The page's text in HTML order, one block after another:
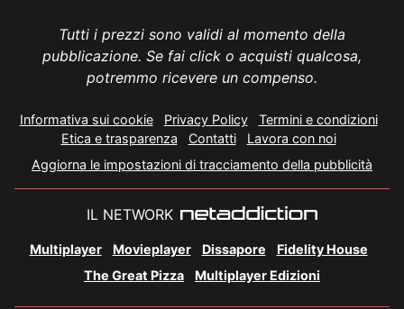
Tutti i prezzi sono validi al momento della
pubblicazione. Se fai click o acquisti qualcosa,
potremmo ricevere un compenso.
Informativa sui cookie Privacy Policy
Termini e condizioni
Etica e trasparenza
Contatti
Lavora con noi
Aggiorna le impostazioni di tracciamento della pubblicità
IL NETWORK
Multiplayer Movieplayer Dissapore
Fidelity House
The Great Pizza
Multiplayer Edizioni